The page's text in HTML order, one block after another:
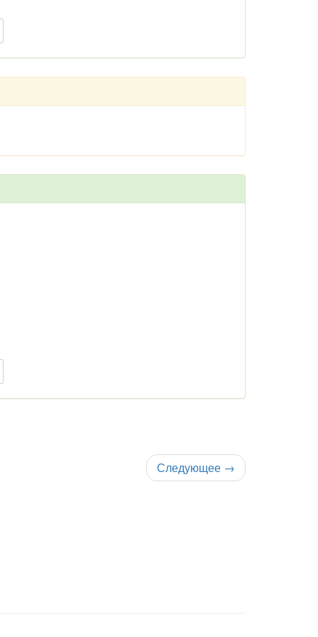
Следующее →